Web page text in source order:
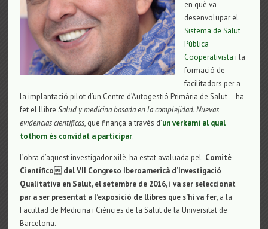
en què va
desenvolupar el
Sistema de Salut
Pública
Cooperativista i la
formació de
facilitadors per a
la implantació pilot d’un Centre d’Autogestió Primària de Salut— ha
fet el llibreSalud y medicina basada en la complejidad. Nuevas
evidencias científicas, que finança a través d’un verkami al qual
tothom és convidat a participar.
L’obra d’aquest investigador xilè, ha estat avaluada pel Comitè
Científico del VII Congreso Iberoamericà d’Investigació
Qualitativa en Salut, el setembre de 2016, i va ser seleccionat
par a ser presentat a l’exposició de llibres que s’hi va fer, a la
Facultad de Medicina i Ciències de la Salut de la Universitat de
Barcelona.